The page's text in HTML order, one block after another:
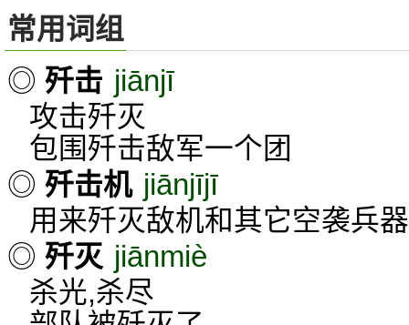
常用词组
◎ 歼击 jiānjī
攻击歼灭
包围歼击敌军一个团
◎ 歼击机 jiānjījī
用来歼灭敌机和其它空袭兵
◎ 歼灭 jiānmiè
杀光,杀尽